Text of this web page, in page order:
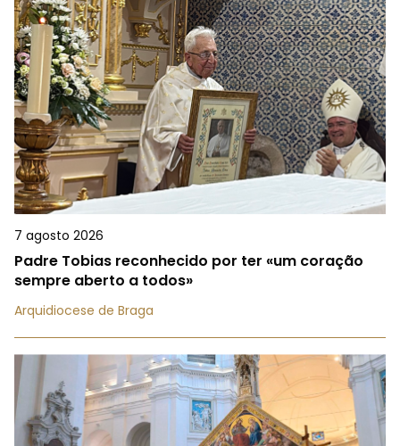
7 agosto 2026
Padre Tobias reconhecido por ter «um coração
sempre aberto a todos»
Arquidiocese de Braga